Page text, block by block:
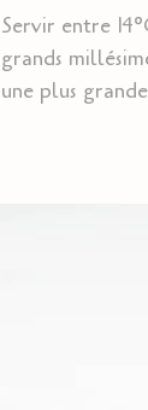
Servir entre
grands
une plus